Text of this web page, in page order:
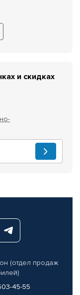
и скидках
(отдел продаж
45-55